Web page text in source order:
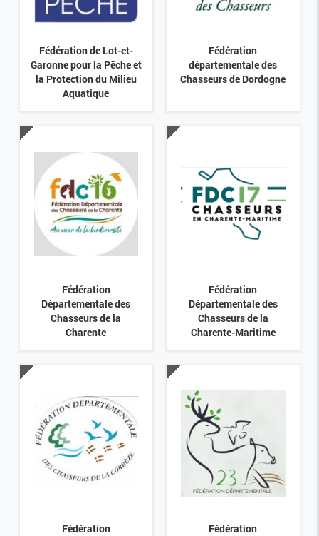
Fédération de Lot-et-
Garonne pour la Pêche et
la Protection du Milieu
Aquatique
Fédération
départementale des
Chasseurs de Dordogne
Fédération
Départementale des
Chasseurs de la
Charente
Fédération
Départementale des
Chasseurs de la
Charente-Maritime
Fédération
Fédération